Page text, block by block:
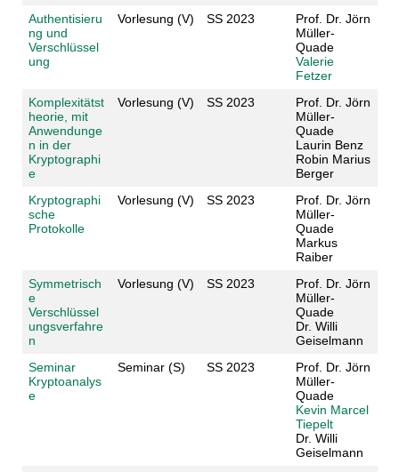
Authentisieru
ng und
Verschlüssel
ung
Vorlesung (V) SS 2023
Prof. Dr. Jörn
Müller-
Quade
Valerie
Fetzer
Komplexitätst
heorie, mit
Anwendunge
n in der
Kryptographi
e
Vorlesung (V) SS 2023
Prof. Dr. Jörn
Müller-
Quade
Laurin Benz
Robin Marius
Berger
Kryptographi
sche
Protokolle
Vorlesung (V) SS 2023
Prof. Dr. Jörn
Müller-
Quade
Markus
Raiber
Symmetrisch
e
Verschlüssel
ungsverfahre
n
Vorlesung (V) SS 2023
Prof. Dr. Jörn
Müller-
Quade
Dr. Willi
Geiselmann
Seminar
Kryptoanalys
e
Seminar (S) SS 2023
Prof. Dr. Jörn
Müller-
Quade
Kevin Marcel
Tiepelt
Dr. Willi
Geiselmann